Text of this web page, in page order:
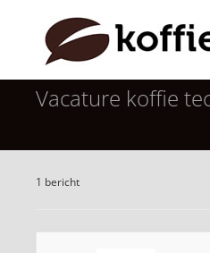
Vacature koffie
1 bericht